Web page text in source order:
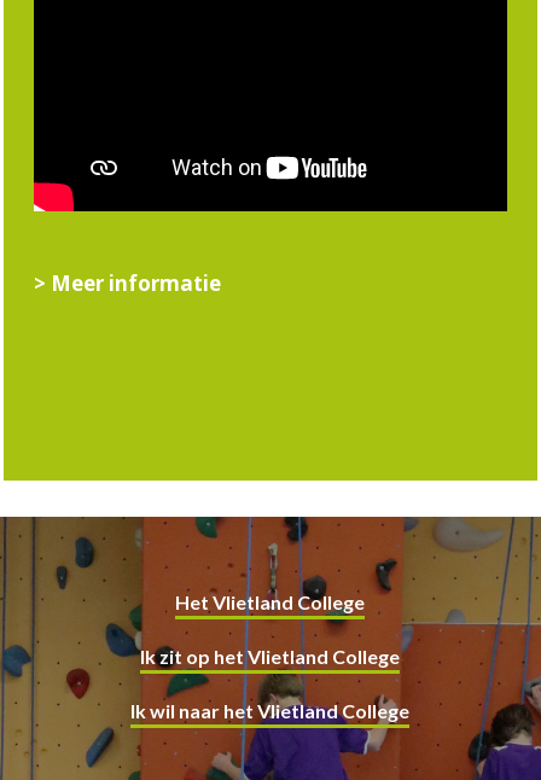
> Meer informatie
Het Vlietland College
Ik zit op het Vlietland College
Ik wil naar het Vlietland College